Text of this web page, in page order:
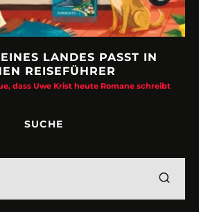
LANDES PASST IN
REISEFÜHRER
dass Uwe Krist heute Romane schreibt
SUCHE